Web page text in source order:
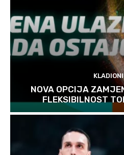
NOVA OPCIJA
FLEKSIBILNOST